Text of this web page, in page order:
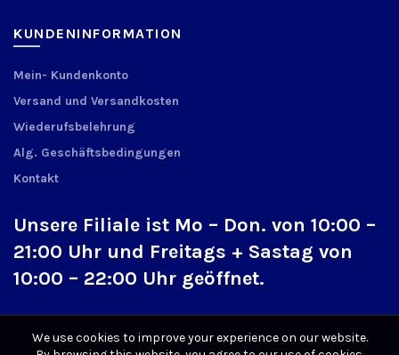
KUNDENINFORMATION
Mein- Kundenkonto
Versand und Versandkosten
Wiederufsbelehrung
Alg. Geschäftsbedingungen
Kontakt
Unsere Filiale ist Mo – Don. von 10:00 –
21:00 Uhr und Freitags + Sastag von
10:00 – 22:00 Uhr geöffnet.
We use cookies to improve your experience on our website.